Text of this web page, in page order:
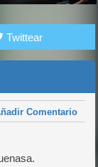
Twittear
Comentario